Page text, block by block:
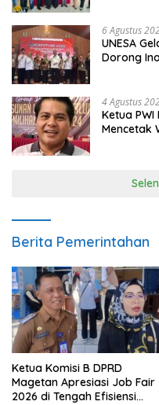
6 Agustus
UNESA
Dorong
4 Agustus
Ketua
Mencetak
Berita Pemerintahan
Ketua Komisi B DPRD
Magetan Apresiasi Job Fair
2026 di Tengah Efisiensi